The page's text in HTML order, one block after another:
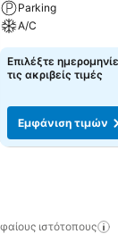
Parking
A/C
Επιλέξτε
τις ακριβείς τιμές
Εμφάνιση τιμών
ιστότοπους